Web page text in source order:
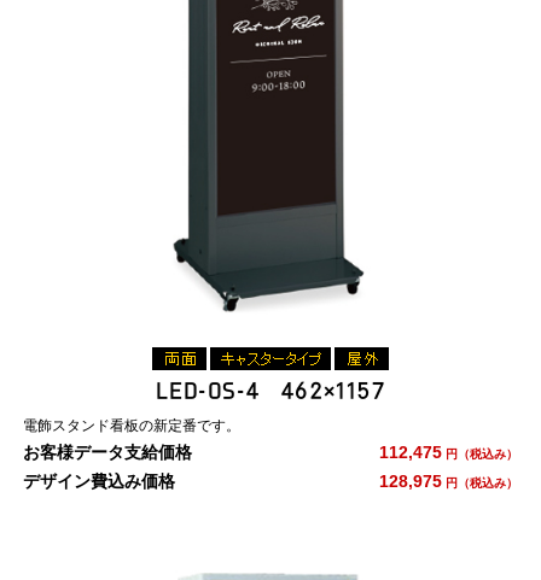
LED-OS-4 462×1157
電飾スタンド看板の新定番です。
お客様データ支給価格 112,475 円（税込み）
デザイン費込み価格 128,975 円（税込み）